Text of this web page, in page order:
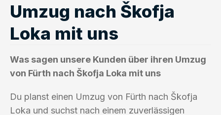
Umzug nach Škofja
Loka mit uns
Was sagen unsere Kunden über ihren Umzug
von Fürth nach Škofja Loka mit uns
Du planst einen Umzug von Fürth nach Škofja
Loka und suchst nach einem zuverlässigen